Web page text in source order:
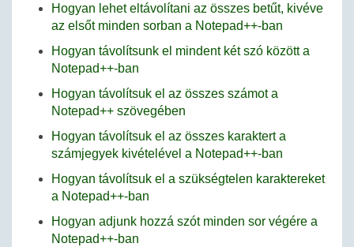
Hogyan lehet eltávolítani az összes betűt, kivéve
az elsőt minden sorban a Notepad++-ban
Hogyan távolítsunk el mindent két szó között a
Notepad++-ban
Hogyan távolítsuk el az összes számot a
Notepad++ szövegében
Hogyan távolítsuk el az összes karaktert a
számjegyek kivételével a Notepad++-ban
Hogyan távolítsuk el a szükségtelen karaktereket
a Notepad++-ban
Hogyan adjunk hozzá szót minden sor végére a
Notepad++-ban